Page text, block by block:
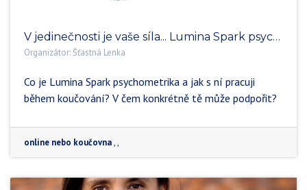
V jedinečnosti je vaše síla... Lumina Spark psychometrika v koučování
Organizátor: Šťastná Lenka
Co je Lumina Spark psychometrika a jak s ní pracuji
během koučování? V čem konkrétně tě může podpořit?
online nebo koučovna,,